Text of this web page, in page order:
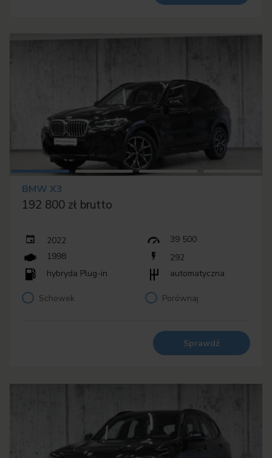
BMW X3
192 800 zł brutto
2022
39 500
1998
292
hybryda Plug-in
automatyczna
Schowek Porównaj
Sprawdź